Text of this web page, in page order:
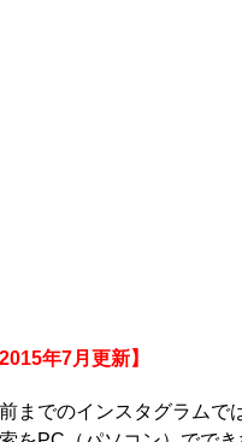
2015年7月更新】
までのインスタグラムで